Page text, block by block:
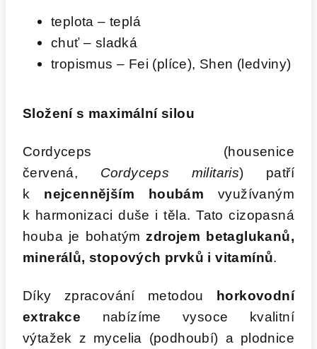
teplota – teplá
chuť – sladká
tropismus – Fei (plíce), Shen (ledviny)
Složení s maximální silou
Cordyceps (housenice
červená, Cordyceps militaris) patří
k nejcennějším houbám využívaným
k harmonizaci duše i těla. Tato cizopasná
houba je bohatýmzdrojem betaglukanů,
minerálů, stopových prvků i vitamínů.
Díky zpracování metodou
horkovodní
extrakce nabízíme vysoce kvalitní
výtažek z mycelia (podhoubí) a plodnice